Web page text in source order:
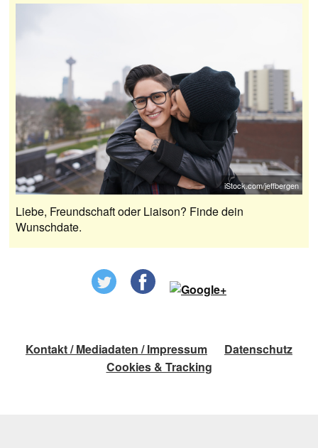
iStock.com/jeffbergen
Liebe, Freundschaft oder Liaison? Finde dein
Wunschdate.
Kontakt / Mediadaten / Impressum
Datenschutz
Cookies & Tracking